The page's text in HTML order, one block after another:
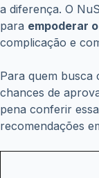
a diferença. O
para empoderar
complicação e
Para quem busca
chances de
pena conferir
recomendações